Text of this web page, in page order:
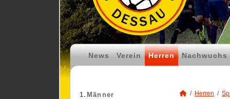
News Verein Herren Nachwuchs
1.Männer Herren